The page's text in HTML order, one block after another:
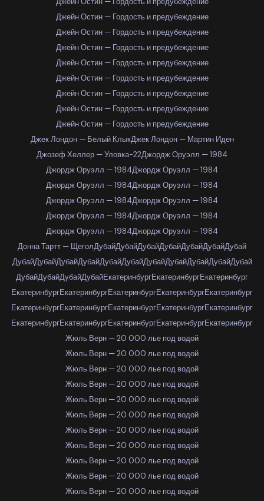
Джейн Остин — Гордость и предубеждение
Джейн Остин — Гордость и предубеждение
Джейн Остин — Гордость и предубеждение
Джейн Остин — Гордость и предубеждение
Джейн Остин — Гордость и предубеждение
Джейн Остин — Гордость и предубеждение
Джейн Остин — Гордость и предубеждение
Джейн Остин — Гордость и предубеждение
Джек Лондон — Белый КлыкДжек Лондон — Мартин Иден
Джозеф Хеллер — Уловка-22Джордж Оруэлл — 1984
Джордж Оруэлл — 1984Джордж Оруэлл — 1984
Джордж Оруэлл — 1984Джордж Оруэлл — 1984
Джордж Оруэлл — 1984Джордж Оруэлл — 1984
Джордж Оруэлл — 1984Джордж Оруэлл — 1984
Джордж Оруэлл — 1984Джордж Оруэлл — 1984
Донна Тартт — ЩеголДубайДубайДубайДубайДубайДубайДубай
ДубайДубайДубайДубайДубайДубайДубайДубайДубайДубайДубай
ДубайДубайДубайДубайЕкатеринбургЕкатеринбургЕкатеринбург
ЕкатеринбургЕкатеринбургЕкатеринбургЕкатеринбургЕкатеринбург
ЕкатеринбургЕкатеринбургЕкатеринбургЕкатеринбургЕкатеринбург
ЕкатеринбургЕкатеринбургЕкатеринбургЕкатеринбургЕкатеринбург
Жюль Верн — 20 000 лье под водой
Жюль Верн — 20 000 лье под водой
Жюль Верн — 20 000 лье под водой
Жюль Верн — 20 000 лье под водой
Жюль Верн — 20 000 лье под водой
Жюль Верн — 20 000 лье под водой
Жюль Верн — 20 000 лье под водой
Жюль Верн — 20 000 лье под водой
Жюль Верн — 20 000 лье под водой
Жюль Верн — 20 000 лье под водой
Жюль Верн — 20 000 лье под водой